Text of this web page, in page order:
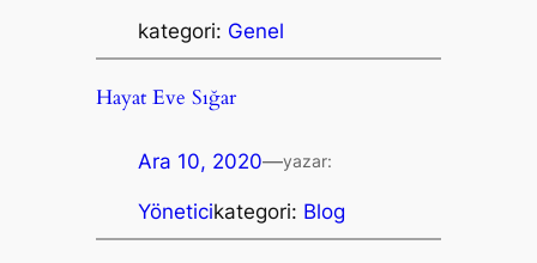
kategori: Genel
Hayat Eve Sığar
Ara 10, 2020—yazar:
Yöneticikategori: Blog